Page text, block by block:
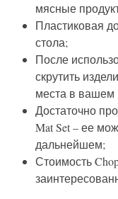
мясные
Пластиковая
стола;
После
скрутить
места в
Достаточно
Mat Set – ее
дальнейшем;
Стоимость